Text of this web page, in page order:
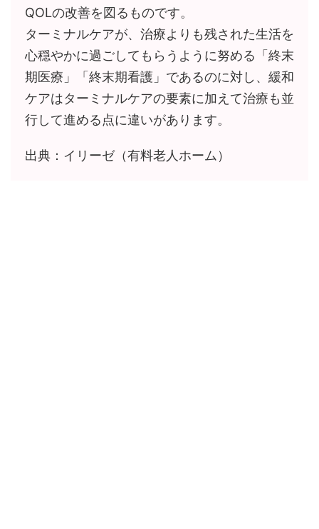
QOLの改善を図るものです。
ターミナルケアが、治療よりも残された生活を
心穏やかに過ごしてもらうように努める「終末
期医療」「終末期看護」であるのに対し、緩和
ケアはターミナルケアの要素に加えて治療も並
行して進める点に違いがあります。
出典：イリーゼ（有料老人ホーム）